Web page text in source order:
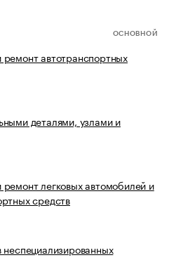
ОСНОВНОЙ
автотранспортных
деталями, узлами и
легковых автомобилей и
средств
неспециализированных